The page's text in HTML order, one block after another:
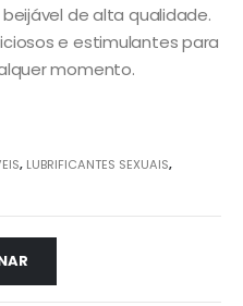
de alta qualidade.
e estimulantes para
momento.
, LUBRIFICANTES SEXUAIS,